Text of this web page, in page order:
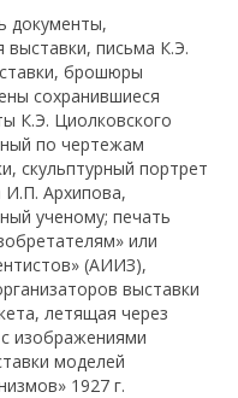
документы,
письма К.Э.
брошюры
сохранившиеся
К.Э. Циолковского
по чертежам
скульптурный портрет
И.П. Архипова,
ученому; печать
или
(АИИЗ),
выставки
летящая через
изображениями
моделей
1927 г.